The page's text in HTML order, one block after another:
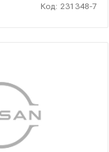
Код: 231348-7